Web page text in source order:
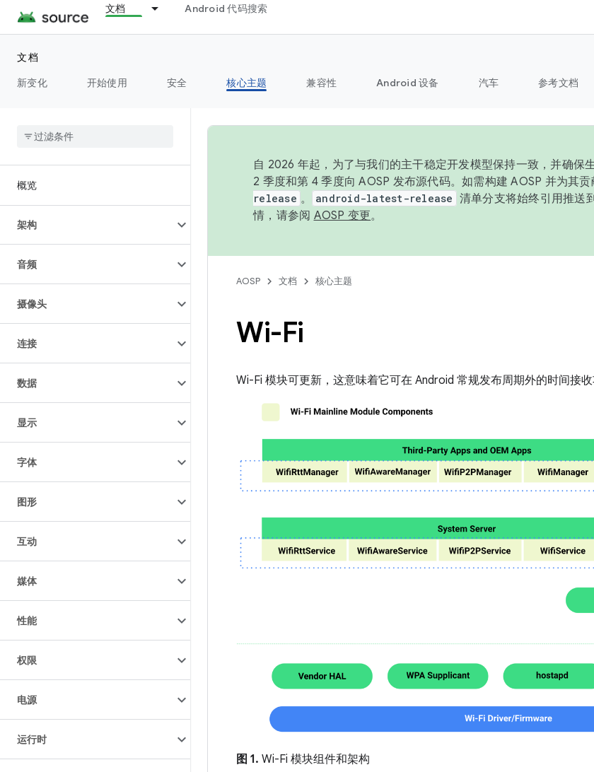
文档 Android 代码搜索
文档
新变化
开始使用 安全 核心主题 兼容性 Android 设备 汽车 参考文档
概览
架构
音频
摄像头
连接
数据
显示
字体
图形
互动
媒体
性能
权限
电源
运行时
自 2026 年起，为了与我们的主干稳定开发模型保持一致，并确保
2 季度和第 4 季度向 AOSP 发布源代码。如需构建 AOSP 并为其
release 。 android-latest-release 清单分支将始终引用推送
情，请参阅 AOSP 变更。
AOSP 文档 核心主题
Wi-Fi
Wi-Fi 模块可更新，这意味着它可在 Android 常规发布周期外的时间接
图 1. Wi-Fi 模块组件和架构